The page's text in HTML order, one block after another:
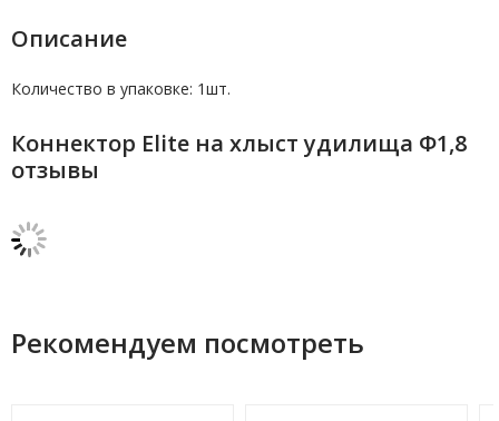
Описание
Количество в упаковке: 1шт.
Коннектор Elite на хлыст удилища Ф1,8
отзывы
Рекомендуем посмотреть